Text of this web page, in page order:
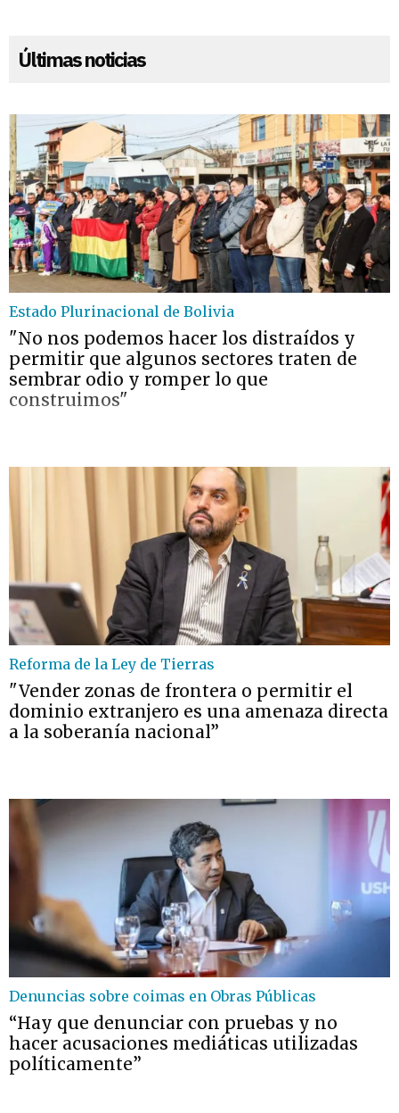
Últimas noticias
Estado Plurinacional de Bolivia
"No nos podemos hacer los distraídos y
permitir que algunos sectores traten de
sembrar odio y romper lo que
construimos"
Reforma de la Ley de Tierras
"Vender zonas de frontera o permitir el
dominio extranjero es una amenaza directa
a la soberanía nacional”
Denuncias sobre coimas en Obras Públicas
“Hay que denunciar con pruebas y no
hacer acusaciones mediáticas utilizadas
políticamente”